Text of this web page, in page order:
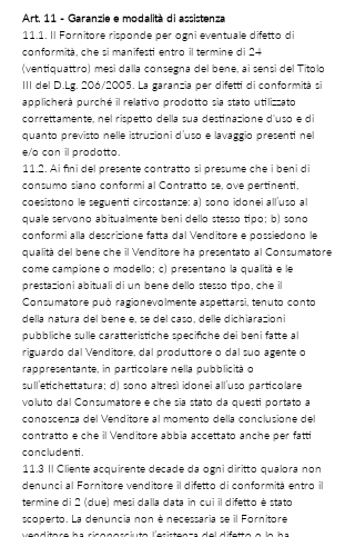
Art. 11 - Garanzie e modalità di assistenza
11.1. Il Fornitore risponde per ogni eventuale difetto di
conformità, che si manifesti entro il termine di 24
(ventiquattro) mesi dalla consegna del bene, ai sensi del Titolo
III del D.Lg. 206/2005. La garanzia per difetti di conformità si
applicherà purché il relativo prodotto sia stato utilizzato
correttamente, nel rispetto della sua destinazione d'uso e di
quanto previsto nelle istruzioni d’uso e lavaggio presenti nel
e/o con il prodotto.
11.2. Ai fini del presente contratto si presume che i beni di
consumo siano conformi al Contratto se, ove pertinenti,
coesistono le seguenti circostanze: a) sono idonei all’uso al
quale servono abitualmente beni dello stesso tipo; b) sono
conformi alla descrizione fatta dal Venditore e possiedono le
qualità del bene che il Venditore ha presentato al Consumatore
come campione o modello; c) presentano la qualità e le
prestazioni abituali di un bene dello stesso tipo, che il
Consumatore può ragionevolmente aspettarsi, tenuto conto
della natura del bene e, se del caso, delle dichiarazioni
pubbliche sulle caratteristiche specifiche dei beni fatte al
riguardo dal Venditore, dal produttore o dal suo agente o
rappresentante, in particolare nella pubblicità o
sull’etichettatura; d) sono altresì idonei all’uso particolare
voluto dal Consumatore e che sia stato da questi portato a
conoscenza del Venditore al momento della conclusione del
contratto e che il Venditore abbia accettato anche per fatti
concludenti.
11.3 Il Cliente acquirente decade da ogni diritto qualora non
denunci al Fornitore venditore il difetto di conformità entro il
termine di 2 (due) mesi dalla data in cui il difetto è stato
scoperto. La denuncia non è necessaria se il Fornitore